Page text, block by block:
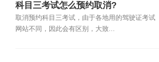
科目三考试怎么预约取消?
取消预约科目三考试，由于各地用的驾驶证考试
网站不同，因此会有区别，大致...